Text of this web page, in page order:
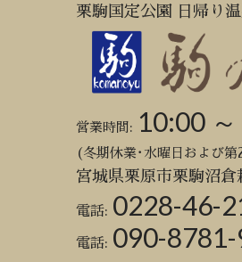
栗駒国定公園 日帰り
営業時間: 10:00
(冬期休業･水曜日および
宮城県栗原市栗駒沼倉
電話: 0228-46-
電話: 090-